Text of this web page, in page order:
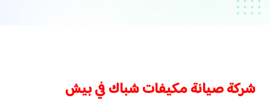
شركة صيانة مكيفات شباك في بيش